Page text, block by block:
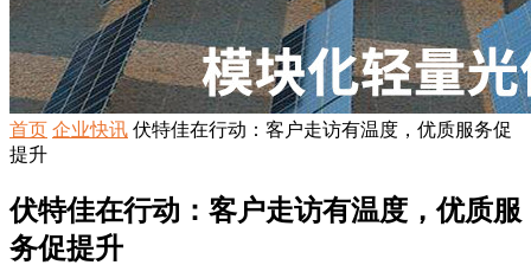
首页 企业快讯 伏特佳在行动：客户走访有温度，优质服务促
提升
伏特佳在行动：客户走访有温度，优质服
务促提升